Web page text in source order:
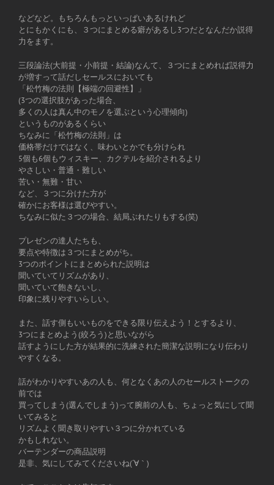
などなど。もちろんもっといっぱいあるけれど
とにもかくにも、３つにまとめる癖があるし3つだとなんだか説得
力をます。
三段論法(大前提・小前提・結論)なんて、３つにまとめれば説得力
が増すって話だしセールスにおいても
「松竹梅の法則【極端の回避性】」
(3つの選択肢があった場合、
多くの人は真ん中のモノを選ぶという心理傾向)
というものがあるくらい
ちなみに「松竹梅の法則」は
価格帯だけではなく、味わいとかでも分けられ
5個も6個もウィスキー、カクテルを紹介されるより
やさしい・普通・難しい
苦い・無難・甘い
など、３つに分けた方が
確かにお客様は選びやすい。
ちなみに似た３つの場合、結局ぶれたりもする(笑)
プレゼンの達人たちも、
要点や特徴は３つにまとめがち。
3つのポイントにまとめられた説明は
聞いていてリズムがあり、
聞いていて飽きないし、
印象に残りやすいらしい。
また、話す側もいいものをできる限り伝えよう！とするより、
3つにまとめよう(絞ろう)と思いながら
話すようにした方が結果的に洗練された簡潔な説明になり伝わり
やすくなる。
話がわかりやすいあの人も、何となくあの人のセールストークの
前では
買ってしまう(選んでしまう)って腕前の人も、ちょっと気にして聞
いてみると
リズムよく聞き取りやすい３つに分かれている
かもしれない。
バーテンダーの商品説明
是非、気にしてみてくださいね(´∀｀)